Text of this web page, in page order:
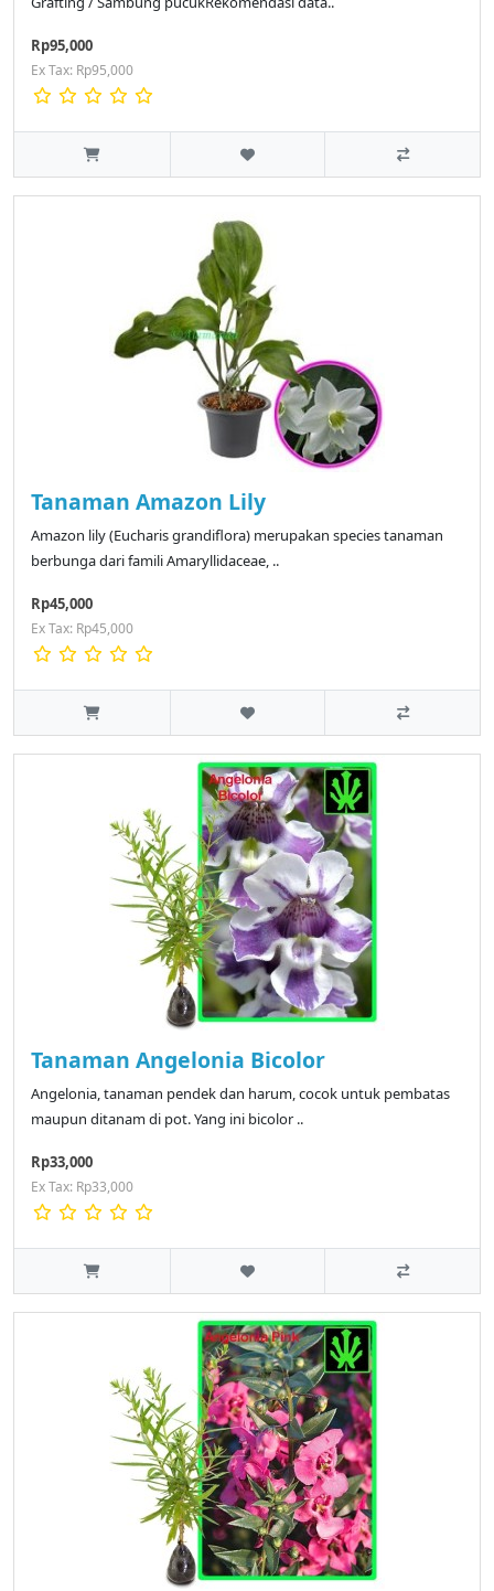
Rp95,000
Ex Tax: Rp95,000
Tanaman Amazon Lily
Amazon lily (Eucharis grandiflora) merupakan species tanaman
berbunga dari famili Amaryllidaceae, ..
Rp45,000
Ex Tax: Rp45,000
Tanaman Angelonia Bicolor
Angelonia, tanaman pendek dan harum, cocok untuk pembatas
maupun ditanam di pot. Yang ini bicolor ..
Rp33,000
Ex Tax: Rp33,000